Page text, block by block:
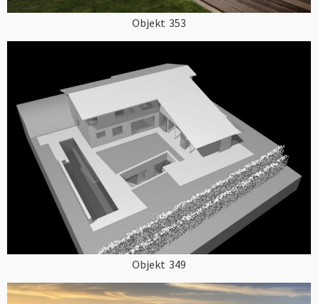
Objekt 353
Objekt 349